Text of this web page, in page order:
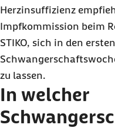
Herzinsuffizienz
Impfkommission beim
STIKO, sich in den ersten
zu lassen.
In welcher